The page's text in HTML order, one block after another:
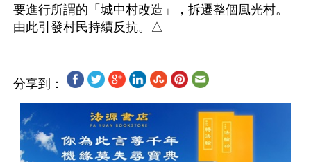
要進行所謂的「城中村改造」，拆遷整個風光村。
分享到：